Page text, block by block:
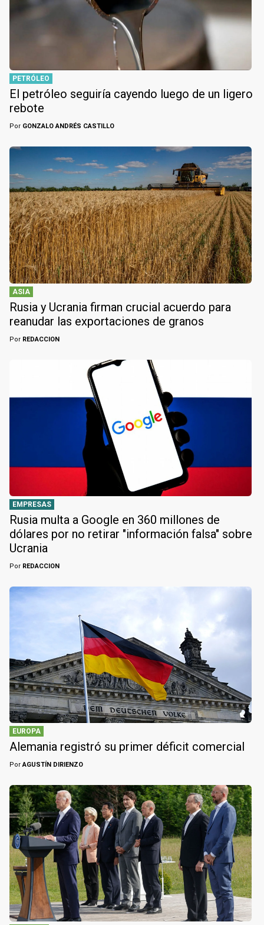
PETRÓLEO
El petróleo seguiría cayendo luego de un ligero
rebote
Por GONZALO ANDRÉS CASTILLO
ASIA
Rusia y Ucrania firman crucial acuerdo para
reanudar las exportaciones de granos
Por REDACCION
EMPRESAS
Rusia multa a Google en 360 millones de
dólares por no retirar "información falsa" sobre
Ucrania
Por REDACCION
EUROPA
Alemania registró su primer déficit comercial
PorAGUSTÍN DIRIENZO